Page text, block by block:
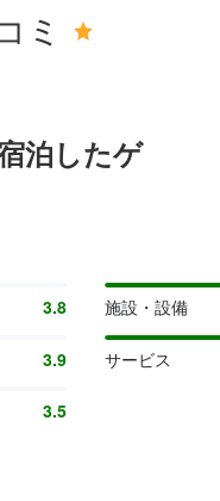
ミ
泊したゲ
3.8 施設・設備
3.9 サービス
3.5